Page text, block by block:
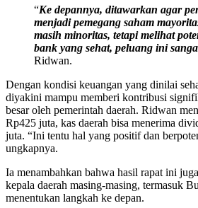
“Ke depannya, ditawarkan agar
menjadi pemegang saham
masih minoritas, tetapi melihat
bank yang sehat, peluang ini
Ridwan.
Dengan kondisi keuangan yang dinilai
diyakini mampu memberi kontribusi
besar oleh pemerintah daerah. Ridwan
Rp425 juta, kas daerah bisa menerima
juta. “Ini tentu hal yang positif dan
ungkapnya.
Ia menambahkan bahwa hasil rapat ini
kepala daerah masing-masing, termasuk
menentukan langkah ke depan.